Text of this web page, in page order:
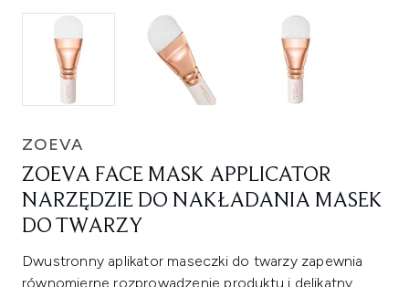
ZOEVA
ZOEVA FACE MASK APPLICATOR
NARZĘDZIE DO NAKŁADANIA MASEK
DO TWARZY
Dwustronny aplikator maseczki do twarzy zapewnia
równomierne rozprowadzenie produktu i delikatny